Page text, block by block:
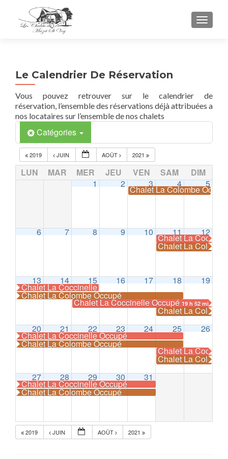
Le Calendrier De Réservation
Vous pouvez retrouver sur le calendrier de
réservation, l’ensemble des réservations déjà attribuées a
nos locataires sur l’ensemble de nos chalets
Catégories
2019 JUIN AOÛT 2021
LUN MAR MER JEU VEN SAM
DIM
1
2 3
Chalet La Colombe
4 5
6 7 8 9 10 11
Chalet La
Chalet La
12
13
Chalet La Coccinelle Occupé
Chalet La Colombe Occupé
14
15
Chalet La Coccinelle Occupé19 h 52 min
16 17 18
Chalet La
19
20
Chalet La Coccinelle Occupé
Chalet La Colombe Occupé
21 22 23 24
25
Chalet La
Chalet La
26
27
Chalet La Coccinelle Occupé
Chalet La Colombe Occupé
28 29 30 31
2019 JUIN AOÛT 2021